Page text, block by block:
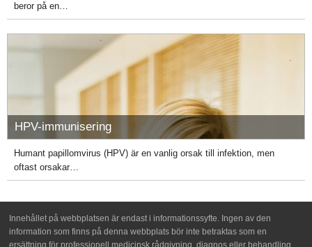
beror på en…
HPV-immunisering
Humant papillomvirus (HPV) är en vanlig orsak till infektion, men
oftast orsakar…
Innehållet på webbplatsen är endast i informationssyfte. Ingen av den
information som finns på denna webbplats bör inte betraktas som en
ersättning för professionell medicinsk rådgivning, diagnos eller behandling.